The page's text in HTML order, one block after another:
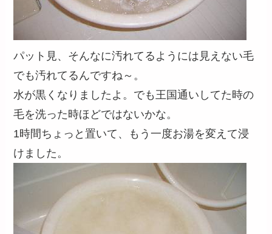
パット見、そんなに汚れてるようには見えない毛
でも汚れてるんですね～。
水が黒くなりましたよ。でも王国通いしてた時の
毛を洗った時ほどではないかな。
1時間ちょっと置いて、もう一度お湯を変えて浸
けました。